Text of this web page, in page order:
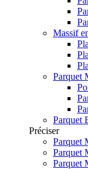
Massif
Parquet
Parquet
Préciser
Parquet
Parquet
Parquet